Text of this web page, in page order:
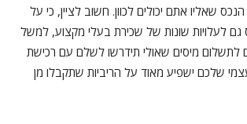
הנכס שאליו אתם יכולים לכוון. חשוב לציין, כי על
גם לעלויות שונות של שכירת בעלי מקצוע, למשל
לתשלום מיסים שאולי תידרשו לשלם עם רכישת
שלכם ישפיע מאוד על הריביות שתקבלו מן